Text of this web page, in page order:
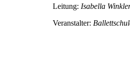
Leitung: Isabella
Veranstalter: